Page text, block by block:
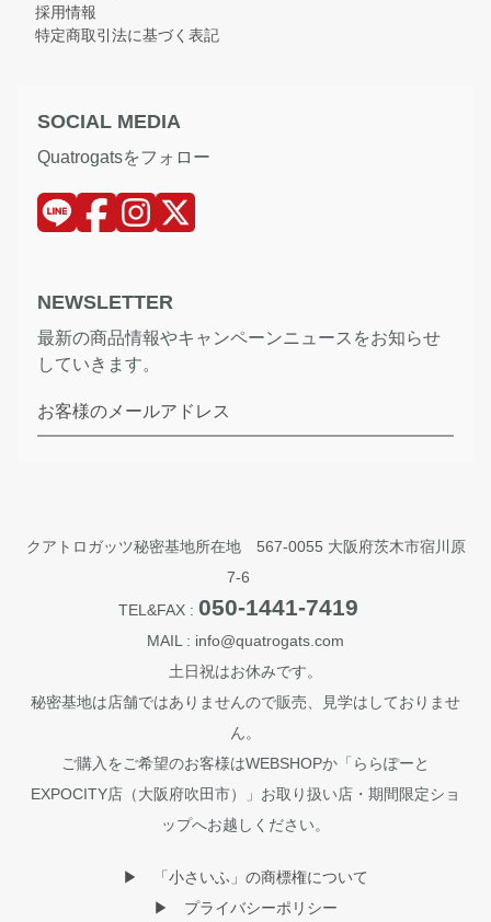
採用情報
特定商取引法に基づく表記
SOCIAL MEDIA
Quatrogatsをフォロー
NEWSLETTER
最新の商品情報やキャンペーンニュースをお知らせ
していきます。
お客様のメールアドレス
クアトロガッツ秘密基地所在地 567-0055 大阪府茨木市宿川原
7-6
TEL&FAX : 050-1441-7419
MAIL : info@quatrogats.com
土日祝はお休みです。
秘密基地は店舗ではありませんので販売、見学はしておりませ
ん。
ご購入をご希望のお客様はWEBSHOPか「ららぽーと
EXPOCITY店（大阪府吹田市）」お取り扱い店・期間限定ショ
ップへお越しください。
▶︎ 「小さいふ」の商標権について
▶︎ プライバシーポリシー